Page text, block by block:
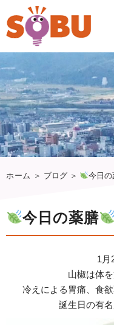
ホーム ＞ ブログ ＞ 今日の
今日の薬膳
1月
山椒は体
冷えによる胃痛、食
誕生日の有